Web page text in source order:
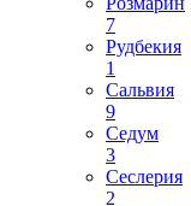
7
Рудбекия
1
Сальвия
9
Седум
3
Сеслерия
2